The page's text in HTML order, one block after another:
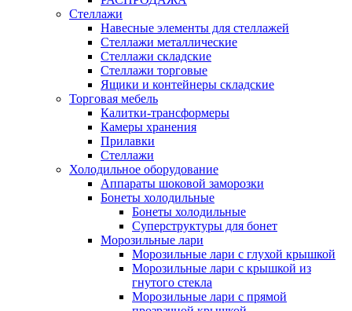
Стеллажи
Навесные элементы для стеллажей
Стеллажи металлические
Стеллажи складские
Стеллажи торговые
Ящики и контейнеры складские
Торговая мебель
Калитки-трансформеры
Камеры хранения
Прилавки
Стеллажи
Холодильное оборудование
Аппараты шоковой заморозки
Бонеты холодильные
Бонеты холодильные
Суперструктуры для бонет
Морозильные лари
Морозильные лари с глухой крышкой
Морозильные лари с крышкой из
гнутого стекла
Морозильные лари с прямой